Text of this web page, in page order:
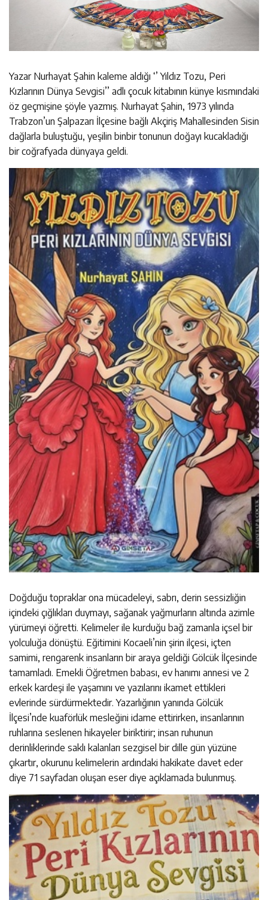
Yazar Nurhayat Şahin kaleme aldığı ‘’ Yıldız Tozu, Peri
Kızlarının Dünya Sevgisi’’ adlı çocuk kitabının künye kısmındaki
öz geçmişine şöyle yazmış. Nurhayat Şahin, 1973 yılında
Trabzon’un Şalpazarı İlçesine bağlı Akçiriş Mahallesinden Sisin
dağlarla buluştuğu, yeşilin binbir tonunun doğayı kucakladığı
bir coğrafyada dünyaya geldi.
Doğduğu topraklar ona mücadeleyi, sabrı, derin sessizliğin
içindeki çığlıkları duymayı, sağanak yağmurların altında azimle
yürümeyi öğretti. Kelimeler ile kurduğu bağ zamanla içsel bir
yolculuğa dönüştü. Eğitimini Kocaeli’nin şirin ilçesi, içten
samimi, rengarenk insanların bir araya geldiği Gölcük İlçesinde
tamamladı. Emekli Öğretmen babası, ev hanımı annesi ve 2
erkek kardeşi ile yaşamını ve yazılarını ikamet ettikleri
evlerinde sürdürmektedir. Yazarlığının yanında Gölcük
İlçesi’nde kuaförlük mesleğini idame ettirirken, insanlarının
ruhlarına seslenen hikayeler biriktirir; insan ruhunun
derinliklerinde saklı kalanları sezgisel bir dille gün yüzüne
çıkartır, okurunu kelimelerin ardındaki hakikate davet eder
diye 71 sayfadan oluşan eser diye açıklamada bulunmuş.